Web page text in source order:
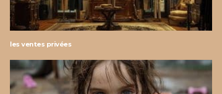
les ventes privées